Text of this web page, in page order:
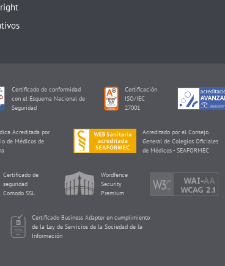
Certificado de conformidad
con el Esquema Nacional de
Seguridad
Certificación
ISO/IEC
27001
Acreditada por
de Médicos de
Acreditado por el Consejo
General de Colegios Oficiales
de Médicos - SEAFORMEC
Certificado de
seguridad
Comodo SSL
Wordfence
Security
Premium
Certificado Business Adapter en cumplimiento
de la Ley de Servicios de la Sociedad de la
Información